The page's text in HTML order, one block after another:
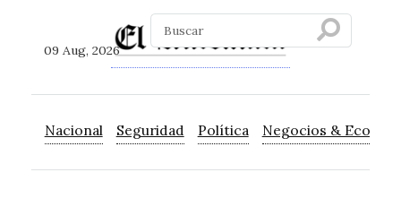
09 Aug, 2026
Nacional Seguridad Política Negocios &